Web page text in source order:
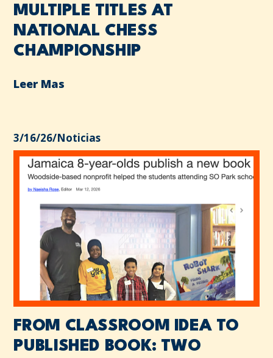
MULTIPLE TITLES AT
NATIONAL CHESS
CHAMPIONSHIP
Leer Mas
3/16/26/Noticias
FROM CLASSROOM IDEA TO
PUBLISHED BOOK: TWO